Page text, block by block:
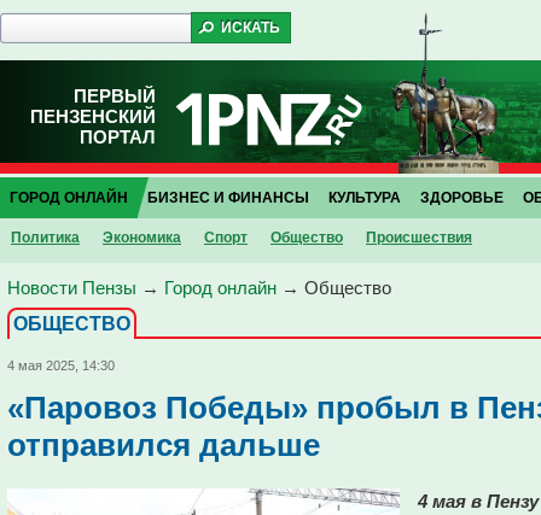
ПЕРВЫЙ
ПЕНЗЕНСКИЙ
ПОРТАЛ
ГОРОД ОНЛАЙН
Политика Экономика Спорт Общество Проиcшествия
БИЗНЕС И ФИНАНСЫ КУЛЬТУРА ЗДОРОВЬЕ
Новости Пензы → Город онлайн → Общество
ОБЩЕСТВО
4 мая 2025, 14:30
«Паровоз Победы» пробыл в
отправился дальше
4 мая в